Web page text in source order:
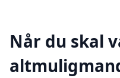
Når du skal